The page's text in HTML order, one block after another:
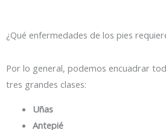
¿Qué enfermedades de los pies
Por lo general, podemos encuadrar
tres grandes clases:
Uñas
Antepié